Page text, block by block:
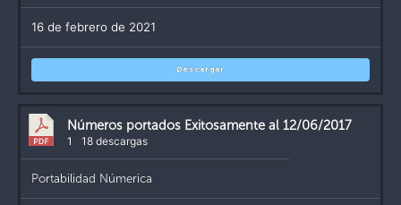
16 de febrero de 2021
Descargar
Números portados Exitosamente al 12/06/2017
1 18 descargas
Portabilidad Númerica